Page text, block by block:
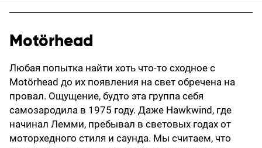
Motörhead
Любая попытка найти хоть что-то сходное с
Motörhead до их появления на свет обречена на
провал. Ощущение, будто эта группа себя
самозародила в 1975 году. Даже Hawkwind, где
начинал Лемми, пребывал в световых годах от
моторхедного стиля и саунда. Мы считаем, что